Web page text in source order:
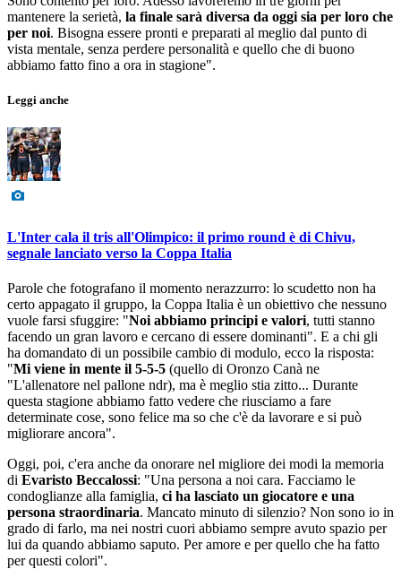
mantenere la serietà, la finale sarà diversa da oggi sia per loro che
per noi. Bisogna essere pronti e preparati al meglio dal punto di
vista mentale, senza perdere personalità e quello che di buono
abbiamo fatto fino a ora in stagione".
Leggi anche
L'Inter cala il tris all'Olimpico: il primo round è di Chivu,
segnale lanciato verso la Coppa Italia
Parole che fotografano il momento nerazzurro: lo scudetto non ha
certo appagato il gruppo, la Coppa Italia è un obiettivo che nessuno
vuole farsi sfuggire: "Noi abbiamo principi e valori, tutti stanno
facendo un gran lavoro e cercano di essere dominanti". E a chi gli
ha domandato di un possibile cambio di modulo, ecco la risposta:
"Mi viene in mente il 5-5-5 (quello di Oronzo Canà ne
"L'allenatore nel pallone ndr), ma è meglio stia zitto... Durante
questa stagione abbiamo fatto vedere che riusciamo a fare
determinate cose, sono felice ma so che c'è da lavorare e si può
migliorare ancora".
Oggi, poi, c'era anche da onorare nel migliore dei modi la memoria
di Evaristo Beccalossi: "Una persona a noi cara. Facciamo le
condoglianze alla famiglia, ci ha lasciato un giocatore e una
persona straordinaria. Mancato minuto di silenzio? Non sono io in
grado di farlo, ma nei nostri cuori abbiamo sempre avuto spazio per
lui da quando abbiamo saputo. Per amore e per quello che ha fatto
per questi colori".